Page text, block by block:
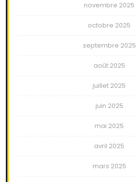
novembre 2025
octobre 2025
septembre 2025
août 2025
juillet 2025
juin 2025
mai 2025
avril 2025
mars 2025